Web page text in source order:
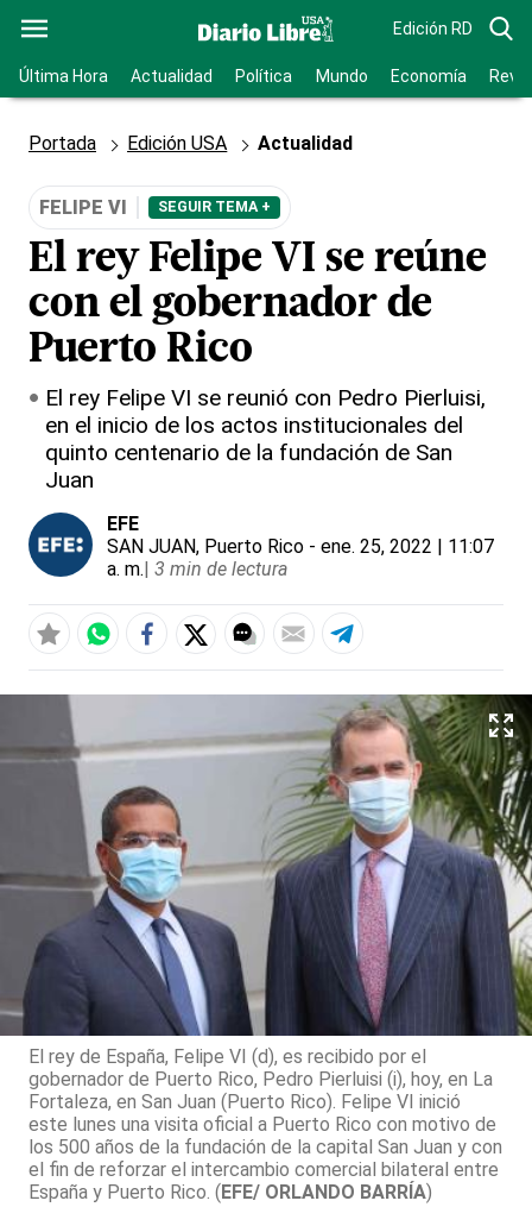
Edición RD
Última Hora Actualidad Política Mundo Economía
Portada Edición USA Actualidad
FELIPE VI SEGUIR TEMA +
El rey Felipe VI se reúne
con el gobernador de
Puerto Rico
El rey Felipe VI se reunió con Pedro Pierluisi,
en el inicio de los actos institucionales del
quinto centenario de la fundación de San
Juan
EFE
SAN JUAN, Puerto Rico - ene. 25, 2022 | 11:07
a. m.| 3 min de lectura
El rey de España, Felipe VI (d), es recibido por el
gobernador de Puerto Rico, Pedro Pierluisi (i), hoy, en La
Fortaleza, en San Juan (Puerto Rico). Felipe VI inició
este lunes una visita oficial a Puerto Rico con motivo de
los 500 años de la fundación de la capital San Juan y con
el fin de reforzar el intercambio comercial bilateral entre
España y Puerto Rico. (EFE/ ORLANDO BARRÍA)